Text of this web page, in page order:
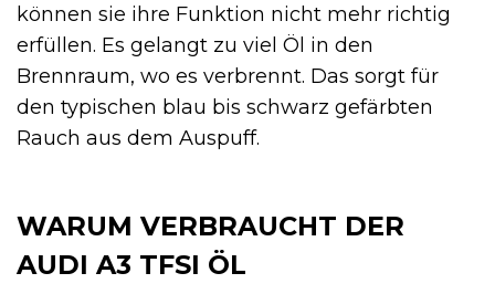
können sie ihre Funktion nicht mehr richtig
erfüllen. Es gelangt zu viel Öl in den
Brennraum, wo es verbrennt. Das sorgt für
den typischen blau bis schwarz gefärbten
Rauch aus dem Auspuff.
WARUM VERBRAUCHT DER
AUDI A3 TFSI ÖL